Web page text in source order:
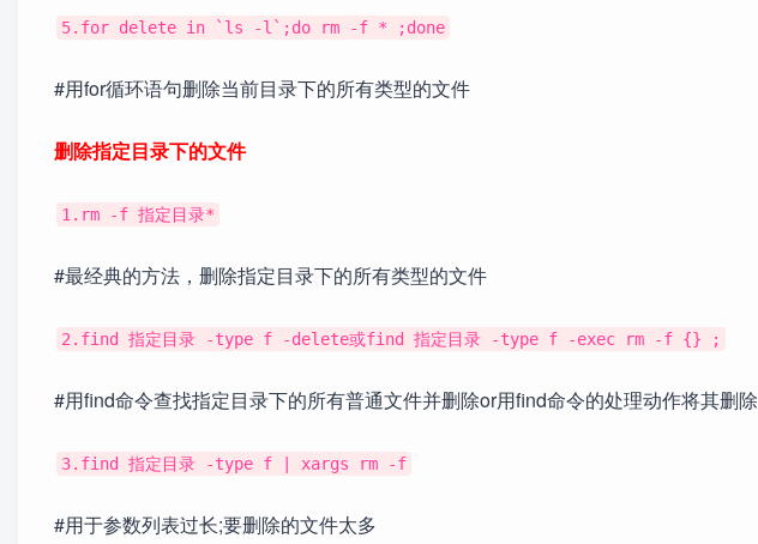
5.for delete in `ls -l`;do rm -f * ;done
#用for循环语句删除当前目录下的所有类型的文件
删除指定目录下的文件
1.rm -f 指定目录*
#最经典的方法，删除指定目录下的所有类型的文件
2.find 指定目录 -type f -delete或find 指定目录 -type f -exec rm -f {} ;
#用find命令查找指定目录下的所有普通文件并删除or用find命令的处理动作将其删除
3.find 指定目录 -type f | xargs rm -f
#用于参数列表过长;要删除的文件太多